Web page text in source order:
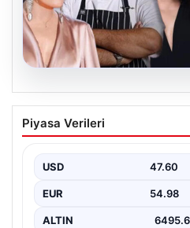
06.08.2026
MASAK’tan Ahbap
Hangi ünlü ne kadar
Bağışlar ve Ünlü İsimlerin
Cumhuriyet…
Piyasa Verileri
USD 47.60
EUR 54.98
ALTIN 6495.6